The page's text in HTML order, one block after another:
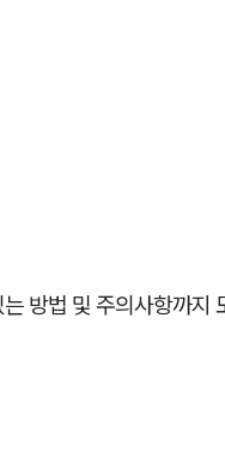
방법 및 주의사항까지